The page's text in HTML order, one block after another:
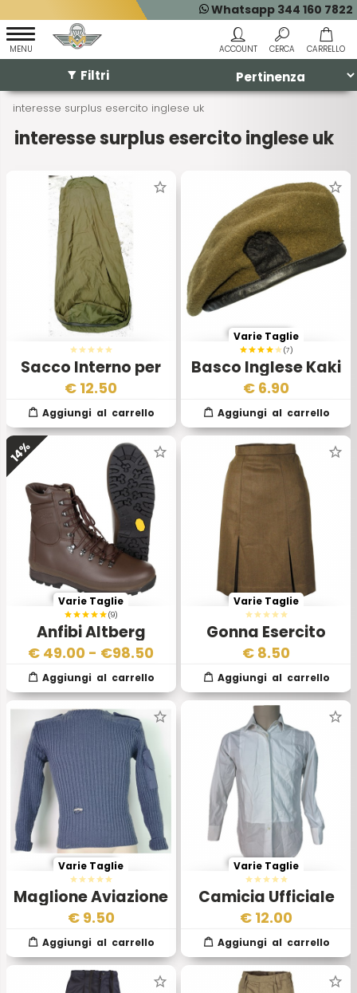
Whatsapp 344 160 7822
interesse surplus esercito inglese uk
interesse surplus esercito inglese uk
Filtri
Sacco Interno per
Sacco a pelo
Esercito Inglese
€ 12.50
(7)
Basco Inglese Kaki
Varie Taglie
€ 6.90
14%
(9)
Anfibi Altberg
Defender Esercito
Inglese
Varie Taglie
€ 49.00 - €98.50
Gonna Esercito
Inglese
Varie Taglie
€ 8.50
Maglione Aviazione
Inglese Royal Air
Force
Varie Taglie
€ 9.50
Camicia Ufficiale
Inglese RAF – Alta
Uniforme da Gala
Varie Taglie
€ 12.00